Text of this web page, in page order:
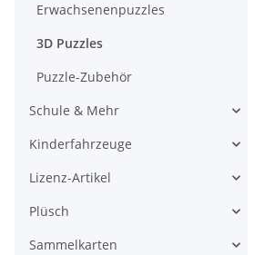
Erwachsenenpuzzles
3D Puzzles
Puzzle-Zubehör
Schule & Mehr
Kinderfahrzeuge
Lizenz-Artikel
Plüsch
Sammelkarten